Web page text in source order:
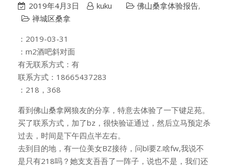
2019年4月3日 kuku 佛山桑拿体验报告,
禅城区桑拿
：2019-03-31
：m2酒吧斜对面
有无联系方式：有
联系方式：18665437283
：218，368
看到佛山桑拿网狼友的分享，特意去体验了一下键足苑。
买了联系方式，加了bz，很快验证通过，然后立马预定杀
过去，时间是下午四点半左右。
去到目的地，有一位美女BZ接待，问bl要Z.啥fw,我说不
是只有218吗？她支支吾吾了一阵子，说也不是，我们还